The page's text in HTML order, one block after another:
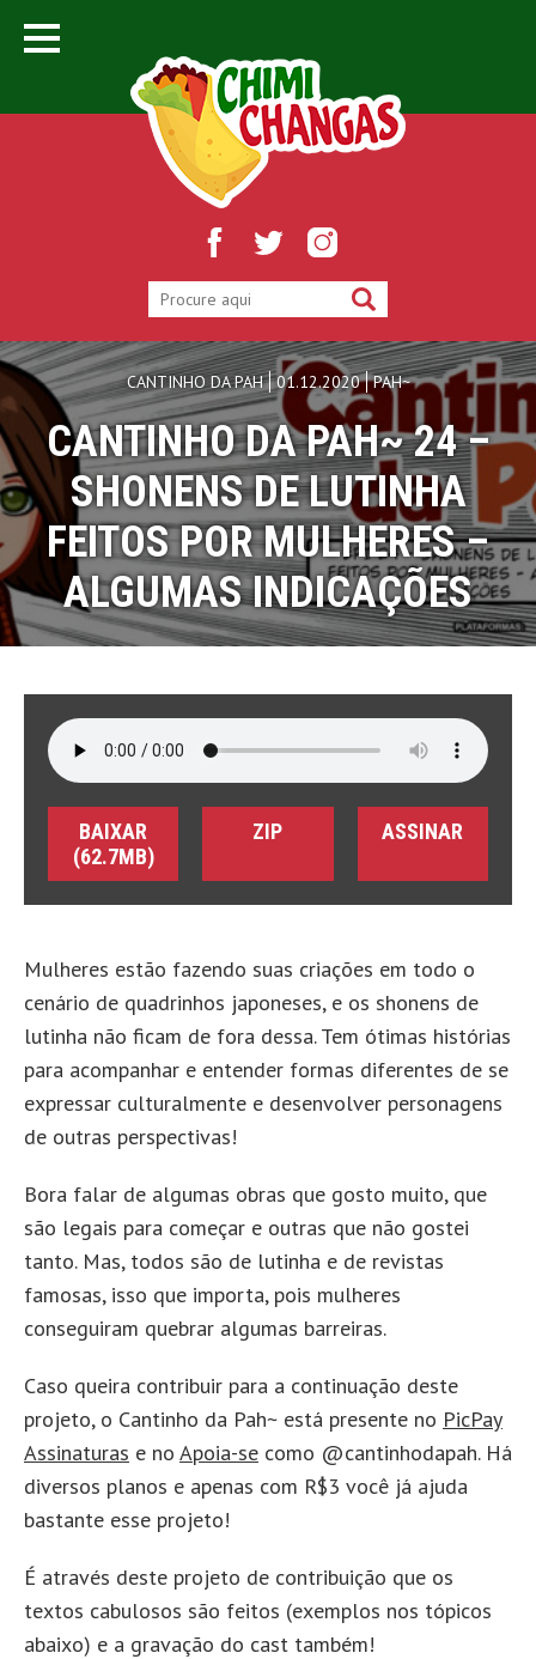
CANTINHO DA PAH 01.12.2020 PAH~
CANTINHO DA PAH~ 24 –
SHONENS DE LUTINHA
FEITOS POR MULHERES –
ALGUMAS INDICAÇÕES
BAIXAR
(62.7MB)
ZIP ASSINAR
Mulheres estão fazendo suas criações em todo o
cenário de quadrinhos japoneses, e os shonens de
lutinha não ficam de fora dessa. Tem ótimas histórias
para acompanhar e entender formas diferentes de se
expressar culturalmente e desenvolver personagens
de outras perspectivas!
Bora falar de algumas obras que gosto muito, que
são legais para começar e outras que não gostei
tanto. Mas, todos são de lutinha e de revistas
famosas, isso que importa, pois mulheres
conseguiram quebrar algumas barreiras.
Caso queira contribuir para a continuação deste
projeto, o Cantinho da Pah~ está presente no PicPay
Assinaturas e no Apoia-se como @cantinhodapah. Há
diversos planos e apenas com R$3 você já ajuda
bastante esse projeto!
É através deste projeto de contribuição que os
textos cabulosos são feitos (exemplos nos tópicos
abaixo) e a gravação do cast também!